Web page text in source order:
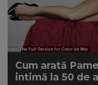
Cum arată
intimă la 50 de